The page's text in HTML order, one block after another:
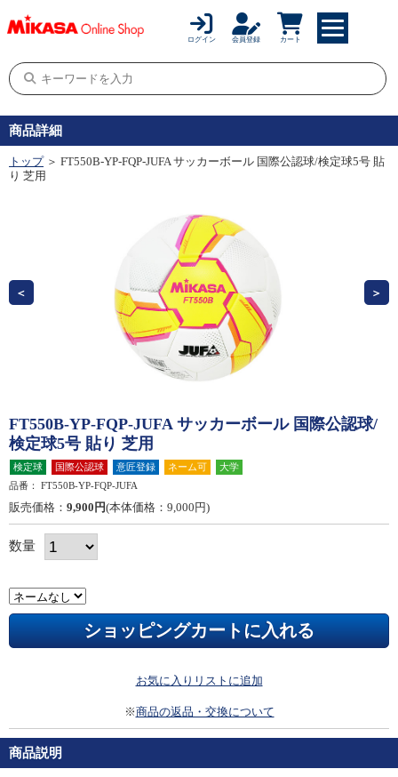
ログイン 会員登録 カート
商品詳細
トップ＞ FT550B-YP-FQP-JUFA サッカーボール 国際公認球/検定球5号 貼
り 芝用
FT550B-YP-FQP-JUFA サッカーボール 国際公認球/
検定球5号 貼り 芝用
検定球 国際公認球 意匠登録 ネーム可
大学
品番：
FT550B-YP-FQP-JUFA
販売価格： 9,900円(本体価格：9,000円)
数量
お気に入りリストに追加
※商品の返品・交換について
商品説明